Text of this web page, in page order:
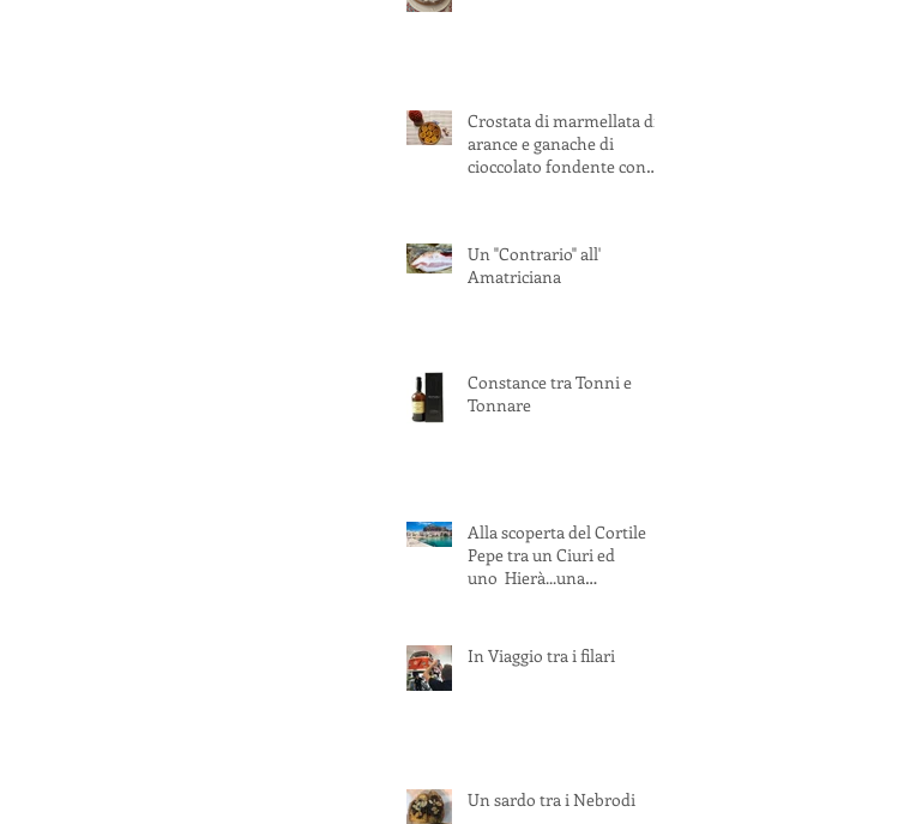
Crostata di marmellata di
arance e ganache di
cioccolato fondente con
Un "Contrario" all'
Amatriciana
Constance tra Tonni e
Tonnare
Alla scoperta del Cortile
Pepe tra un Ciuri ed
uno Hierà...una
In Viaggio tra i filari
Un sardo tra i Nebrodi